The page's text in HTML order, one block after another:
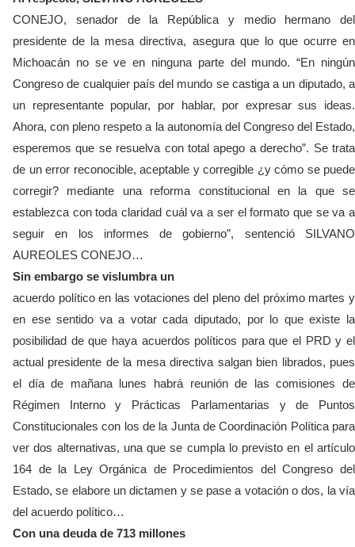
CONEJO, senador de la República y medio hermano del
presidente de la mesa directiva, asegura que lo que ocurre en
Michoacán no se ve en ninguna parte del mundo. “En ningún
Congreso de cualquier país del mundo se castiga a un diputado, a
un representante popular, por hablar, por expresar sus ideas.
Ahora, con pleno respeto a la autonomía del Congreso del Estado,
esperemos que se resuelva con total apego a derecho”. Se trata
de un error reconocible, aceptable y corregible ¿y cómo se puede
corregir? mediante una reforma constitucional en la que se
establezca con toda claridad cuál va a ser el formato que se va a
seguir en los informes de gobierno”, sentenció SILVANO
AUREOLES CONEJO…
Sin embargo se vislumbra un
acuerdo político en las votaciones del pleno del próximo martes y
en ese sentido va a votar cada diputado, por lo que existe la
posibilidad de que haya acuerdos políticos para que el PRD y el
actual presidente de la mesa directiva salgan bien librados, pues
el día de mañana lunes habrá reunión de las comisiones de
Régimen Interno y Prácticas Parlamentarias y de Puntos
Constitucionales con los de la Junta de Coordinación Política para
ver dos alternativas, una que se cumpla lo previsto en el artículo
164 de la Ley Orgánica de Procedimientos del Congreso del
Estado, se elabore un dictamen y se pase a votación o dos, la vía
del acuerdo político…
Con una deuda de 713 millones